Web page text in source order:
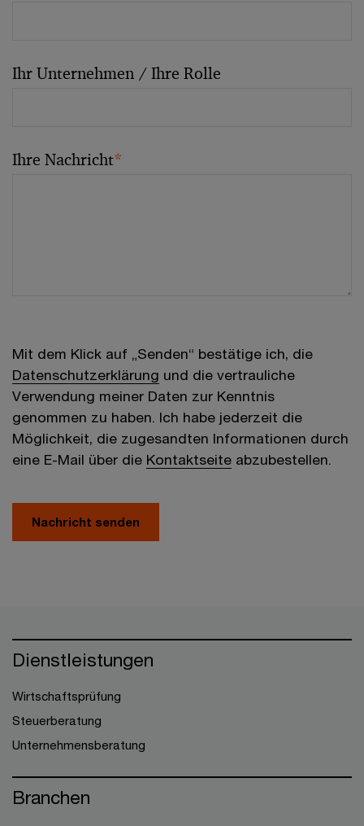
Ihr Unternehmen / Ihre Rolle
Ihre Nachricht*
Mit dem Klick auf „Senden“ bestätige ich, die
Datenschutzerklärung und die vertrauliche
Verwendung meiner Daten zur Kenntnis
genommen zu haben. Ich habe jederzeit die
Möglichkeit, die zugesandten Informationen durch
eine E-Mail über die Kontaktseite abzubestellen.
Nachricht senden
Dienstleistungen
Wirtschaftsprüfung
Steuerberatung
Unternehmensberatung
Branchen